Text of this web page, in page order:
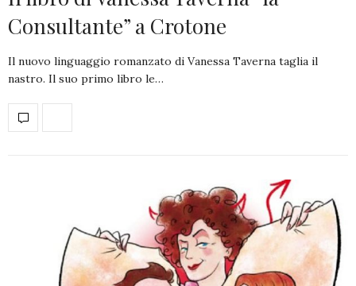
Consultante” a Crotone
Il nuovo linguaggio romanzato di Vanessa Taverna taglia il
nastro. Il suo primo libro le…